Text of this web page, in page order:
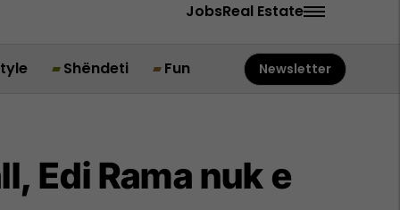
JobsReal Estate
Shëndeti Fun Newsletter
Edi Rama nuk e